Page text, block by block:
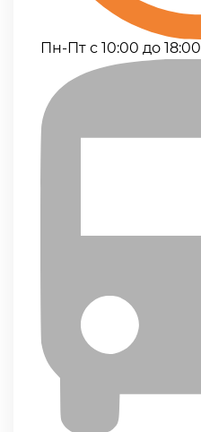
Пн-Пт с 10:00 до 18:00